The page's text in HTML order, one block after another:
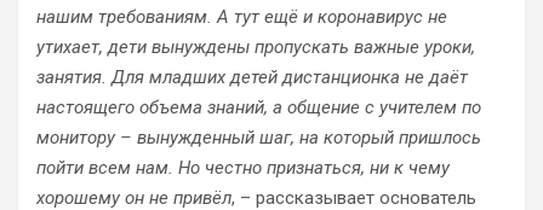
нашим требованиям. А тут ещё и коронавирус не
утихает, дети вынуждены пропускать важные уроки,
занятия. Для младших детей дистанционка не даёт
настоящего объема знаний, а общение с учителем по
монитору – вынужденный шаг, на который пришлось
пойти всем нам. Но честно признаться, ни к чему
хорошему он не привёл, – рассказывает основатель